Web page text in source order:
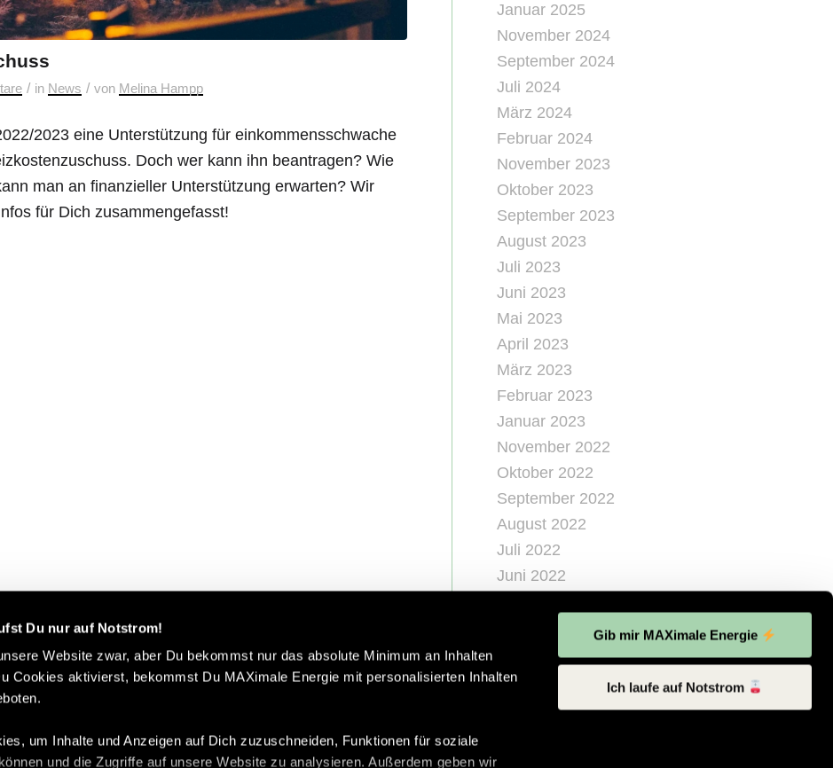
Du nur auf Notstrom!
Website zwar, aber Du bekommst nur das absolute Minimum an Inhalten
Cookies aktivierst, bekommst Du MAXimale Energie mit personalisierten Inhalten
um Inhalte und Anzeigen auf Dich zuzuschneiden, Funktionen für soziale
und die Zugriffe auf unsere Website zu analysieren. Außerdem geben wir
Gib mir MAXimale Energie
Ich laufe auf Notstrom
/ in News / von Melina Hampp
2023 eine Unterstützung für einkommensschwache
Doch wer kann ihn beantragen? Wie
man an finanzieller Unterstützung erwarten? Wir
für Dich zusammengefasst!
Januar 2025
November 2024
September 2024
Juli 2024
März 2024
Februar 2024
November 2023
Oktober 2023
September 2023
August 2023
Juli 2023
Juni 2023
Mai 2023
April 2023
März 2023
Februar 2023
Januar 2023
November 2022
Oktober 2022
September 2022
August 2022
Juli 2022
Juni 2022
März 2022
Februar 2022
Dezember 2021